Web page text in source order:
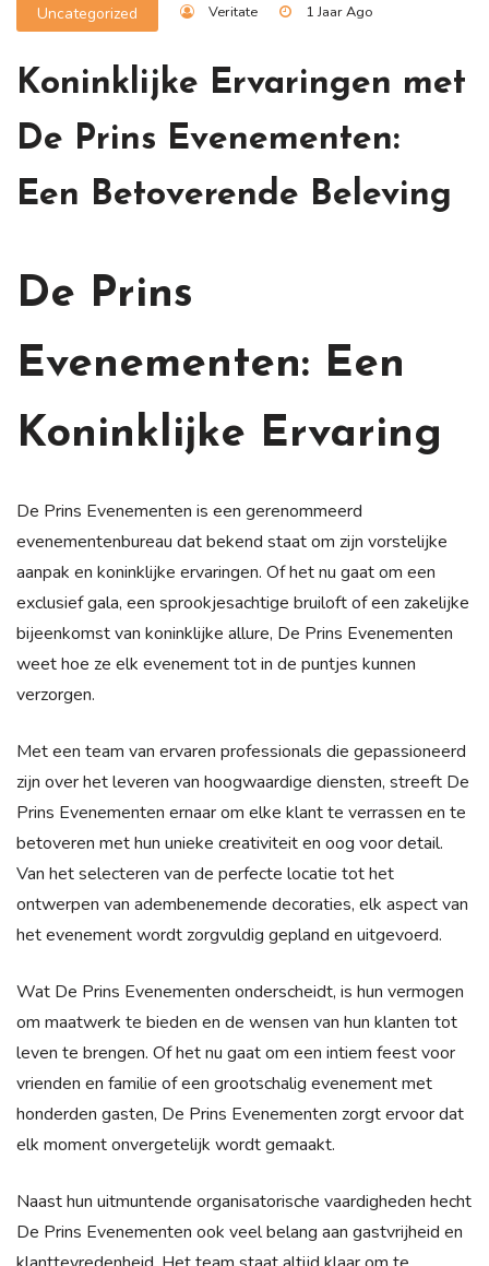
Uncategorized Veritate 1 Jaar Ago
Koninklijke Ervaringen met
De Prins Evenementen:
Een Betoverende Beleving
De Prins
Evenementen: Een
Koninklijke Ervaring
De Prins Evenementen is een gerenommeerd
evenementenbureau dat bekend staat om zijn vorstelijke
aanpak en koninklijke ervaringen. Of het nu gaat om een
exclusief gala, een sprookjesachtige bruiloft of een zakelijke
bijeenkomst van koninklijke allure, De Prins Evenementen
weet hoe ze elk evenement tot in de puntjes kunnen
verzorgen.
Met een team van ervaren professionals die gepassioneerd
zijn over het leveren van hoogwaardige diensten, streeft De
Prins Evenementen ernaar om elke klant te verrassen en te
betoveren met hun unieke creativiteit en oog voor detail.
Van het selecteren van de perfecte locatie tot het
ontwerpen van adembenemende decoraties, elk aspect van
het evenement wordt zorgvuldig gepland en uitgevoerd.
Wat De Prins Evenementen onderscheidt, is hun vermogen
om maatwerk te bieden en de wensen van hun klanten tot
leven te brengen. Of het nu gaat om een intiem feest voor
vrienden en familie of een grootschalig evenement met
honderden gasten, De Prins Evenementen zorgt ervoor dat
elk moment onvergetelijk wordt gemaakt.
Naast hun uitmuntende organisatorische vaardigheden hecht
De Prins Evenementen ook veel belang aan gastvrijheid en